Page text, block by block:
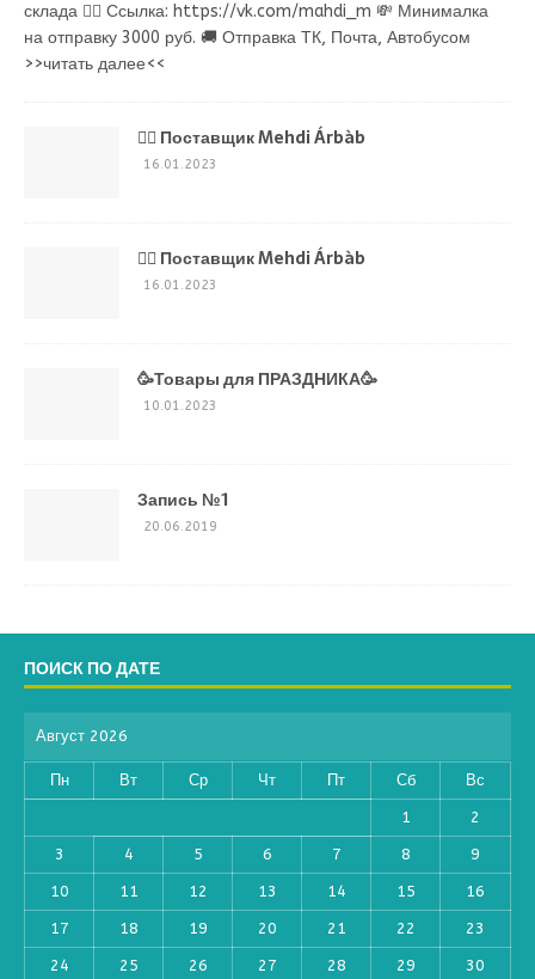
склада 👉🏻 Ссылка: https://vk.com/mahdi_m 💸 Минималка
на отправку 3000 руб. 🚚 Отправка ТК, Почта, Автобусом
>>читать далее<<
💁‍♂ Поставщик Mehdi Árbàb
16.01.2023
💁‍♂ Поставщик Mehdi Árbàb
16.01.2023
🥳Товары для ПРАЗДНИКА🥳
10.01.2023
Запись №1
20.06.2019
ПОИСК ПО ДАТЕ
Август 2026
Пн Вт Ср Чт Пт Сб Вс
1 2
3 4 5 6 7 8 9
10 11 12 13 14 15 16
17 18 19 20 21 22 23
24 25 26 27 28 29 30